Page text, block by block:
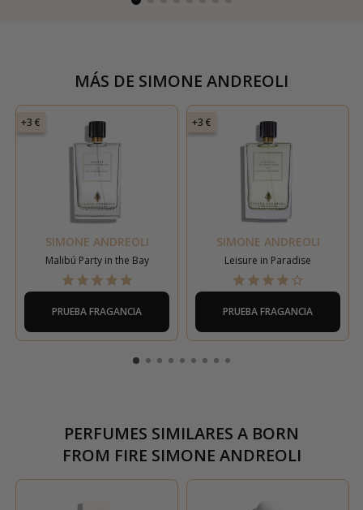
MÁS DE SIMONE ANDREOLI
+3 €
SIMONE ANDREOLI
Malibú Party in the Bay
PRUEBA FRAGANCIA
+3 €
SIMONE ANDREOLI
Leisure in Paradise
PRUEBA FRAGANCIA
PERFUMES SIMILARES A BORN
FROM FIRE SIMONE ANDREOLI